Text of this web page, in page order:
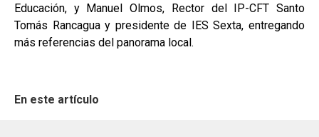
Educación, y Manuel Olmos, Rector del IP-CFT Santo
Tomás Rancagua y presidente de IES Sexta, entregando
más referencias del panorama local.
En este artículo